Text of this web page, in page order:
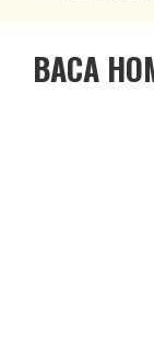
BACA